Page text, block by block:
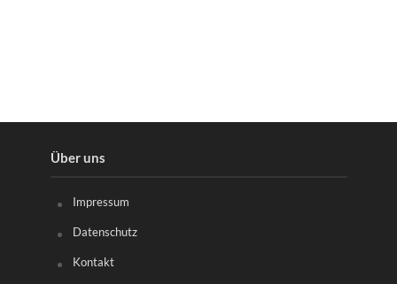
Über uns
Impressum
Datenschutz
Kontakt